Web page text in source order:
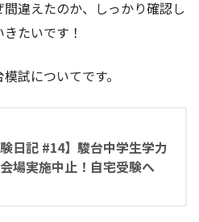
違えたのか、しっかり確認し
たいです！
試についてです。
験日記 #14】駿台中学生学力
場実施中止！自宅受験へ